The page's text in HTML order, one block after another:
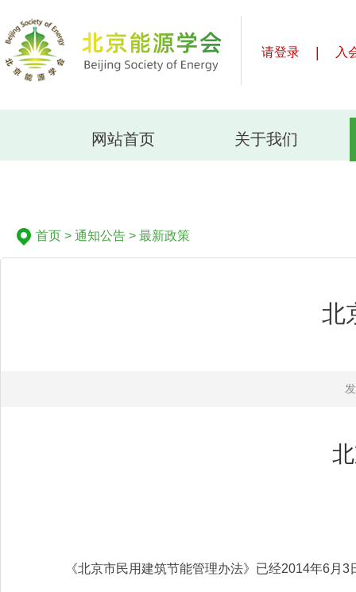
请登录 入
网站首页 关于我们
首页 > 通知公告 > 最新政策
北
《北京市民用建筑节能管理办法》已经2014年6月3